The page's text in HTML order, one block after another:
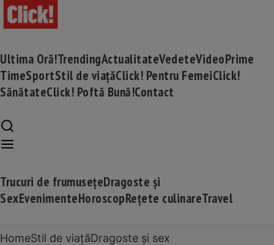
Ultima Oră!TrendingActualitateVedeteVideoPrime
TimeSportStil de viațăClick! Pentru FemeiClick!
SănătateClick! Poftă Bună!Contact
Trucuri de frumusețeDragoste și
SexEvenimenteHoroscopRețete culinareTravel
HomeStil de viațăDragoste și sex